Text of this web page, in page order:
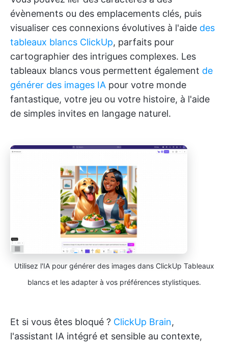
évènements ou des emplacements clés, puis
visualiser ces connexions évolutives à l'aide des
tableaux blancs ClickUp, parfaits pour
cartographier des intrigues complexes. Les
tableaux blancs vous permettent également de
générer des images IA pour votre monde
fantastique, votre jeu ou votre histoire, à l'aide
de simples invites en langage naturel.
Utilisez l'IA pour générer des images dans ClickUp Tableaux
blancs et les adapter à vos préférences stylistiques.
Et si vous êtes bloqué ? ClickUp Brain,
l'assistant IA intégré et sensible au contexte,